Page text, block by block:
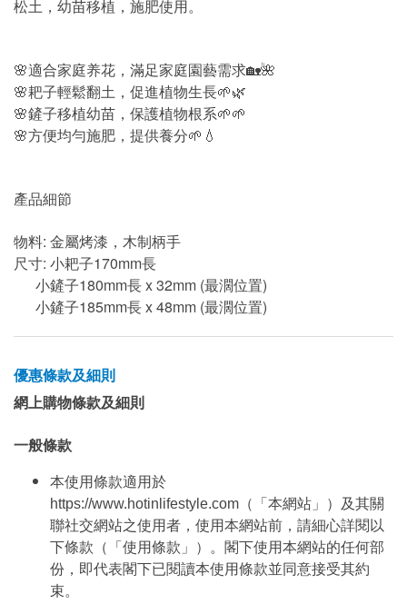
松土，幼苗移植，施肥使用。
🌸適合家庭养花，滿足家庭園藝需求🏡🌺
🌸耙子輕鬆翻土，促進植物生長🌱🌿
🌸鏟子移植幼苗，保護植物根系🌱🌱
🌸方便均勻施肥，提供養分🌱💧
產品細節
物料: 金屬烤漆，木制柄手
尺寸: 小耙子170mm長
小鏟子180mm長 x 32mm (最濶位置)
小鏟子185mm長 x 48mm (最濶位置)
優惠條款及細則
網上購物條款及細則
一般條款
本使用條款適用於
https://www.hotinlifestyle.com（「本網站」）及其關
聯社交網站之使用者，使用本網站前，請細心詳閱以
下條款（「使用條款」）。閣下使用本網站的任何部
份，即代表閣下已閱讀本使用條款並同意接受其約
束。